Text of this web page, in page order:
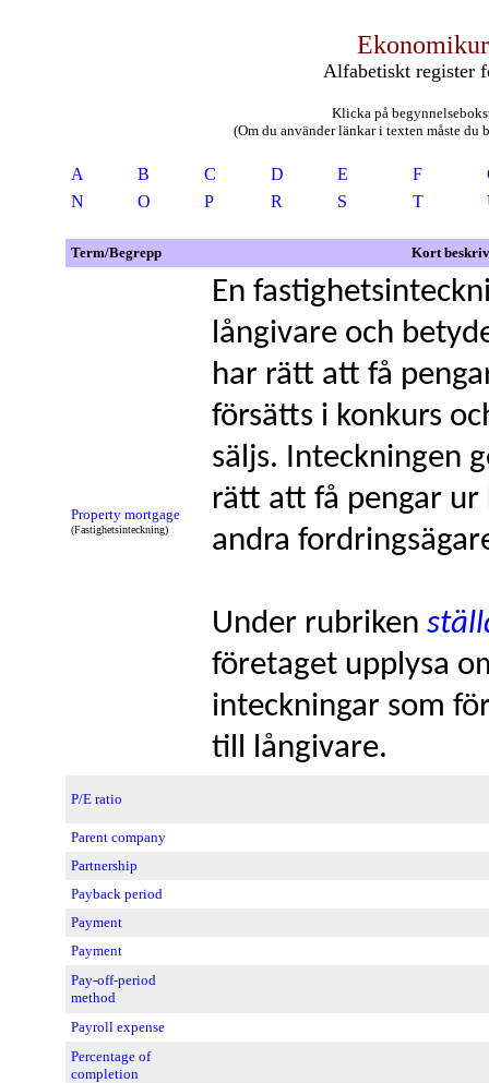
Alfabetiskt register
Klicka på
(Om du använder länkar i texten måste du
A B C D E F
N
O P R S T
Term/Begrepp Kort
Property mortgage
(Fastighetsinteckning)
En
långivare och
har rätt att få
försätts i konkurs
säljs. Inteckningen
rätt att få pengar
andra
Under rubriken
företaget upplysa
inteckningar som
till långivare.
P/E ratio
Parent company
Partnership
Payback period
Payment
Payment
Pay-off-period
method
Payroll expense
Percentage of
completion